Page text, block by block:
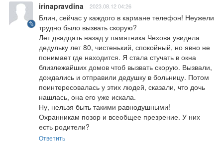
irinapravdina 2023.08.12 04:26
Блин, сейчас у каждого в кармане телефон! Неужели
трудно было вызвать скорую?
Лет двадцать назад у памятника Чехова увидела
дедульку лет 80, чистенький, спокойный, но явно не
понимает где находится. Я стала стучать в окна
близлежайших домов чтоб вызвать скорую. Вызвали,
дождались и отправили дедушку в больницу. Потом
поинтересовалась у этих людей, сказали, что дочь
нашлась, она его уже искала.
Ну, нельзя быть такими равнодушными!
Охранникам позор и всеобщее презрение. У них
есть родители?
Ответить